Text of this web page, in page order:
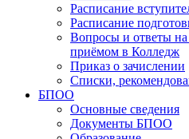
Расписание
Расписание
Вопросы и ответы
приёмом в Колледж
Приказ о зачислении
Списки,
БПОО
Основные сведения
Документы БПОО